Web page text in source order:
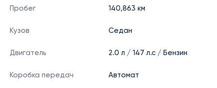
Пробег 140,863 км
Кузов Седан
Двигатель 2.0 л / 147 л.с / Бензин
Коробка передач Автомат